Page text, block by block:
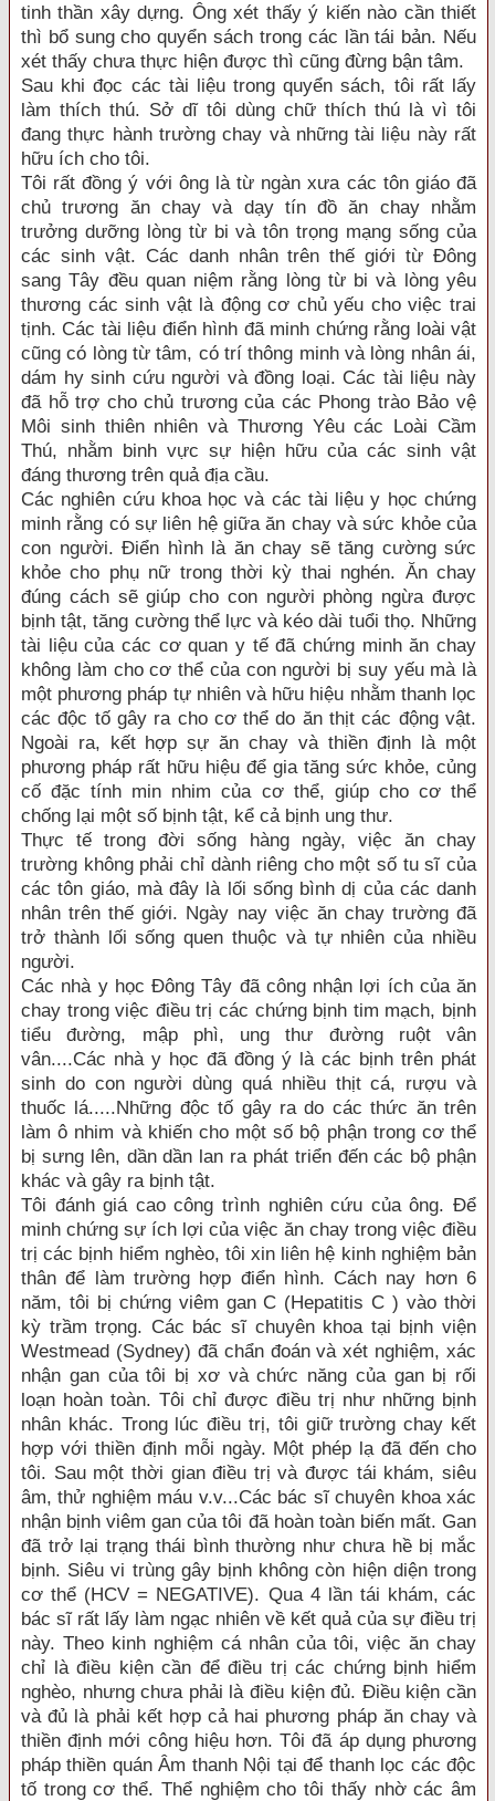
tinh thần xây dựng. Ông xét thấy ý kiến nào cần thiết
thì bổ sung cho quyển sách trong các lần tái bản. Nếu
xét thấy chưa thực hiện được thì cũng đừng bận tâm.
Sau khi đọc các tài liệu trong quyển sách, tôi rất lấy
làm thích thú. Sở dĩ tôi dùng chữ thích thú là vì tôi
đang thực hành trường chay và những tài liệu này rất
hữu ích cho tôi.
Tôi rất đồng ý với ông là từ ngàn xưa các tôn giáo đã
chủ trương ăn chay và dạy tín đồ ăn chay nhằm
trưởng dưỡng lòng từ bi và tôn trọng mạng sống của
các sinh vật. Các danh nhân trên thế giới từ Đông
sang Tây đều quan niệm rằng lòng từ bi và lòng yêu
thương các sinh vật là động cơ chủ yếu cho việc trai
tịnh. Các tài liệu điển hình đã minh chứng rằng loài vật
cũng có lòng từ tâm, có trí thông minh và lòng nhân ái,
dám hy sinh cứu người và đồng loại. Các tài liệu này
đã hỗ trợ cho chủ trương của các Phong trào Bảo vệ
Môi sinh thiên nhiên và Thương Yêu các Loài Cầm
Thú, nhằm binh vực sự hiện hữu của các sinh vật
đáng thương trên quả địa cầu.
Các nghiên cứu khoa học và các tài liệu y học chứng
minh rằng có sự liên hệ giữa ăn chay và sức khỏe của
con người. Điển hình là ăn chay sẽ tăng cường sức
khỏe cho phụ nữ trong thời kỳ thai nghén. Ăn chay
đúng cách sẽ giúp cho con người phòng ngừa được
bịnh tật, tăng cường thể lực và kéo dài tuổi thọ. Những
tài liệu của các cơ quan y tế đã chứng minh ăn chay
không làm cho cơ thể của con người bị suy yếu mà là
một phương pháp tự nhiên và hữu hiệu nhằm thanh lọc
các độc tố gây ra cho cơ thể do ăn thịt các động vật.
Ngoài ra, kết hợp sự ăn chay và thiền định là một
phương pháp rất hữu hiệu để gia tăng sức khỏe, củng
cố đặc tính min nhim của cơ thể, giúp cho cơ thể
chống lại một số bịnh tật, kể cả bịnh ung thư.
Thực tế trong đời sống hàng ngày, việc ăn chay
trường không phải chỉ dành riêng cho một số tu sĩ của
các tôn giáo, mà đây là lối sống bình dị của các danh
nhân trên thế giới. Ngày nay việc ăn chay trường đã
trở thành lối sống quen thuộc và tự nhiên của nhiều
người.
Các nhà y học Đông Tây đã công nhận lợi ích của ăn
chay trong việc điều trị các chứng bịnh tim mạch, bịnh
tiểu đường, mập phì, ung thư đường ruột vân
vân....Các nhà y học đã đồng ý là các bịnh trên phát
sinh do con người dùng quá nhiều thịt cá, rượu và
thuốc lá.....Những độc tố gây ra do các thức ăn trên
làm ô nhim và khiến cho một số bộ phận trong cơ thể
bị sưng lên, dần dần lan ra phát triển đến các bộ phận
khác và gây ra bịnh tật.
Tôi đánh giá cao công trình nghiên cứu của ông. Để
minh chứng sự ích lợi của việc ăn chay trong việc điều
trị các bịnh hiểm nghèo, tôi xin liên hệ kinh nghiệm bản
thân để làm trường hợp điển hình. Cách nay hơn 6
năm, tôi bị chứng viêm gan C (Hepatitis C ) vào thời
kỳ trầm trọng. Các bác sĩ chuyên khoa tại bịnh viện
Westmead (Sydney) đã chẩn đoán và xét nghiệm, xác
nhận gan của tôi bị xơ và chức năng của gan bị rối
loạn hoàn toàn. Tôi chỉ được điều trị như những bịnh
nhân khác. Trong lúc điều trị, tôi giữ trường chay kết
hợp với thiền định mỗi ngày. Một phép lạ đã đến cho
tôi. Sau một thời gian điều trị và được tái khám, siêu
âm, thử nghiệm máu v.v...Các bác sĩ chuyên khoa xác
nhận bịnh viêm gan của tôi đã hoàn toàn biến mất. Gan
đã trở lại trạng thái bình thường như chưa hề bị mắc
bịnh. Siêu vi trùng gây bịnh không còn hiện diện trong
cơ thể (HCV = NEGATIVE). Qua 4 lần tái khám, các
bác sĩ rất lấy làm ngạc nhiên về kết quả của sự điều trị
này. Theo kinh nghiệm cá nhân của tôi, việc ăn chay
chỉ là điều kiện cần để điều trị các chứng bịnh hiểm
nghèo, nhưng chưa phải là điều kiện đủ. Điều kiện cần
và đủ là phải kết hợp cả hai phương pháp ăn chay và
thiền định mới công hiệu hơn. Tôi đã áp dụng phương
pháp thiền quán Âm thanh Nội tại để thanh lọc các độc
tố trong cơ thể. Thể nghiệm cho tôi thấy nhờ các âm